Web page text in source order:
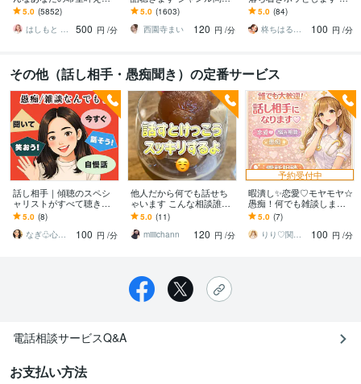
す 今日あったことから深
刻な悩みまで☆何でも打
ち明けてください。
5.0 (5852)
はしもと ゆっこ♡救急こころの相談室
500 円 /分
ずただちょっとだけ誰か
と話したい人待ってます♪
5.0 (1603)
西園寺まい
120 円 /分
ますぐ話す/雑談/愚痴/何で
も/結婚/恋愛/悩み/繊細
5.0 (84)
柊ちはる❤️主婦のお悩み相談Room❤️
100 円 /分
その他（話し相手・愚痴聞き）の定番サービス
話し相手｜傾聴のスペシ
ャリストがすべて聴きま
す お悩み相談、思い出
話、秘密の話、どんな内
容でもOKです♪
5.0 (8)
なぎ♧心の寄り添い人
100 円 /分
他人だから何でも話せち
ゃいます こんな相談誰に
も出来ない！これって普
通じゃないの？？
5.0 (11)
miiiichann
120 円 /分
予約受付中
暇潰し✨恋愛♡モヤモヤ☆
愚痴！何でも雑談します
現役ナースがどんなお話
でも付き合います✨楽しく
話そ♡
5.0 (7)
りり♡関西弁美容ナース
100 円 /分
電話相談サービスQ&A
お支払い方法